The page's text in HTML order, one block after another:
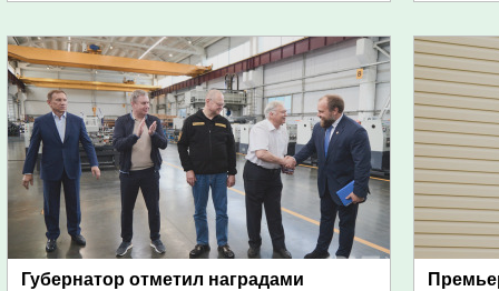
Губернатор отметил наградами